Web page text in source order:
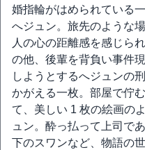
婚指輪がはめられている
へジュン。旅先のような
人の心の距離感を感じら
の他、後輩を背負い事件
しようとするへジュンの
かがえる一枚。部屋で佇
て、美しい 1 枚の絵画の
ュン。酔っ払って上司で
下のスワンなど、物語の